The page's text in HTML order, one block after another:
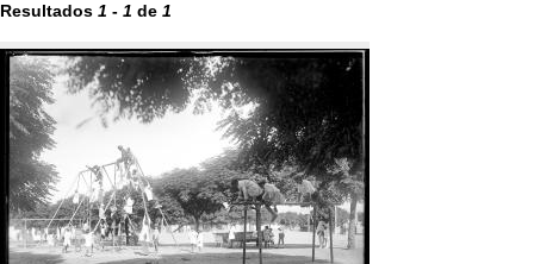
Resultados 1 - 1 de 1